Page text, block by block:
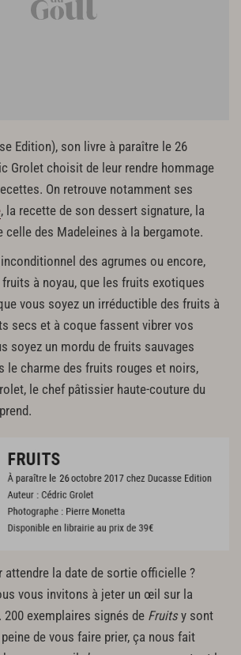
Edition), son livre à paraître le 26
Grolet choisit de leur rendre hommage
On retrouve notamment ses
, la recette de son dessert signature, la
celle des Madeleines à la bergamote.
des agrumes ou encore,
fruits à noyau, que les fruits exotiques
vous soyez un irréductible des fruits à
secs et à coque fassent vibrer vos
soyez un mordu de fruits sauvages
le charme des fruits rouges et noirs,
le chef pâtissier haute-couture du
attendre la date de sortie officielle ?
vous invitons à jeter un œil sur la
200 exemplaires signés de Fruitsy sont
de vous faire prier, ça nous fait